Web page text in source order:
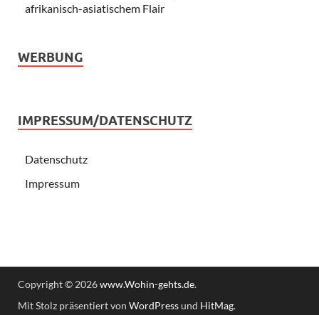
afrikanisch-asiatischem Flair
WERBUNG
IMPRESSUM/DATENSCHUTZ
Datenschutz
Impressum
Copyright © 2026www.Wohin-gehts.de.
Mit Stolz präsentiert von WordPressund HitMag.